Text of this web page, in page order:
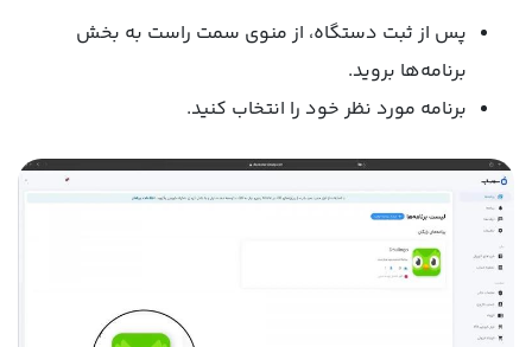
پس از ثبت دستگاه، از منوی سمت راست به بخش
برنامه‌ها بروید.
برنامه مورد نظر خود را انتخاب کنید.